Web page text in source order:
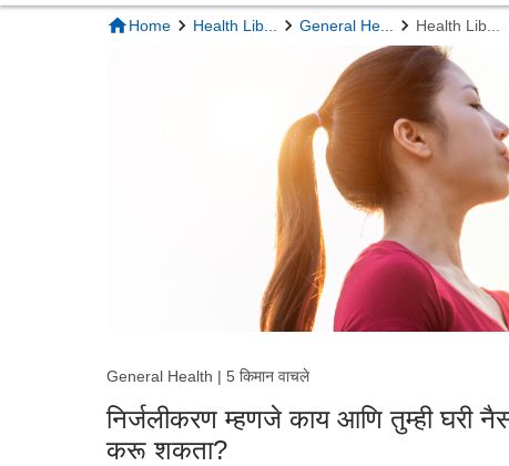
Home Health Lib... General He... Health Lib...
General Health | 5 किमान वाचले
निर्जलीकरण म्हणजे काय आणि तुम्ही घरी
करू शकता?